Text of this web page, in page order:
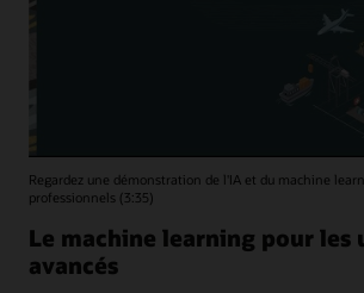
Regardez une démonstration de l'IA et du machine
professionnels (3:35)
Le machine learning pour les
avancés